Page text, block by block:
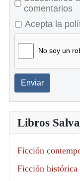
Libros
Ficción
Ficción histórica
comentarios
Acepta la
No soy un
Enviar